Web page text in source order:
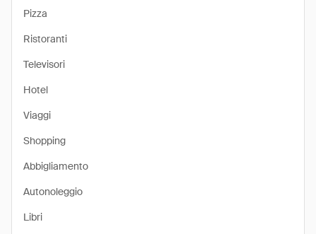
Pizza
Ristoranti
Televisori
Hotel
Viaggi
Shopping
Abbigliamento
Autonoleggio
Libri